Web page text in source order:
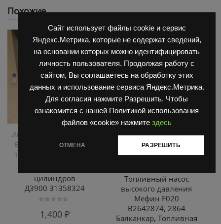
Сайт использует файлы cookie и сервис
Яндекс.Метрика, которые не содержат сведений,
на основании которых можно идентифицировать
личность пользователя. Продолжая работу с
сайтом, Вы соглашаетесь на обработку этих
данных и использование сервиса Яндекс.Метрика.
Для согласия нажмите Разрешить. Чтобы
ознакомится с нашей Политикой использования
файлов «cookie» нажмите здесь
ОТМЕНА РАЗРЕШИТЬ
Похожие
Двигатель Д3900
Балканкар
Погрузчик ДВ
1792, 1788, 1794, 1784, 1786
цилиндров
Д3900 31358324
01,400 ₽
Двигатель Д3900,Запчасти
Балканкар,Погрузчик ДВ
1792, 1788, 1794, 1784, 1786,
Топливный насос
высокого давления
Мефин F020
B2642874, 2864
Балканкар, Топливная